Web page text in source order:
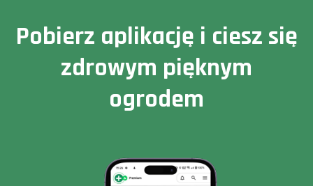
Pobierz aplikację i ciesz się
zdrowym pięknym
ogrodem